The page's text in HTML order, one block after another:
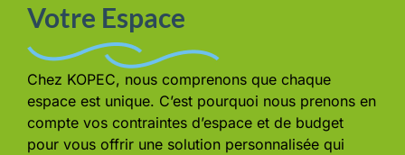
Votre Espace
Chez KOPEC, nous comprenons que chaque
espace est unique. C’est pourquoi nous prenons en
compte vos contraintes d’espace et de budget
pour vous offrir une solution personnalisée qui